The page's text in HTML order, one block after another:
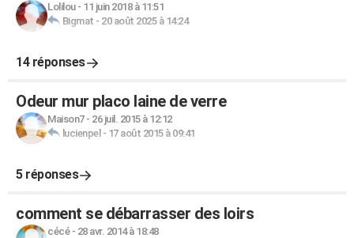
Lolilou- 11 juin 2018 à 11:51
Bigmat - 20 août 2025 à 14:24
14 réponses
Odeur mur placo laine de verre
Maison7- 26 juil. 2015 à 12:12
lucienpel - 17 août 2015 à 09:41
5 réponses
comment se débarrasser des loirs
cécé- 28 avr. 2014 à 18:48